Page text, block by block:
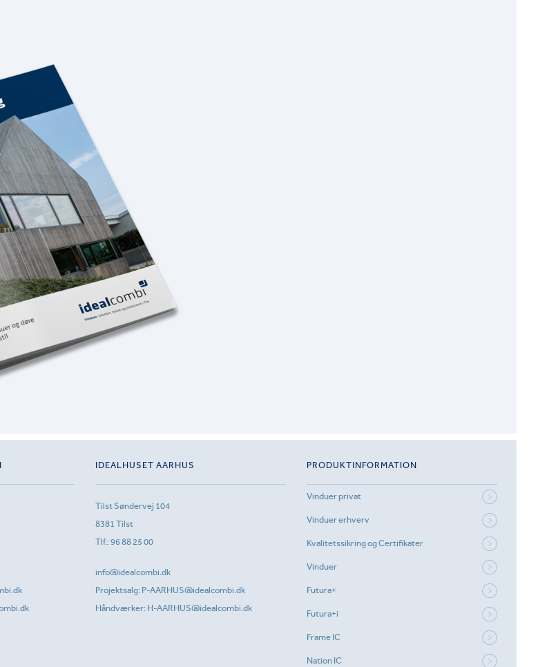
IDEALHUSET AARHUS
Tilst Søndervej 104
8381 Tilst
Tlf.:96 88 25 00
info@idealcombi.dk
Projektsalg: P-AARHUS@idealcombi.dk
Håndværker: H-AARHUS@idealcombi.dk
PRODUKTINFORMATION
Vinduer privat
Vinduer erhverv
Kvalitetssikring og Certifikater
Vinduer
Futura+
Futura+i
Frame IC
Nation IC